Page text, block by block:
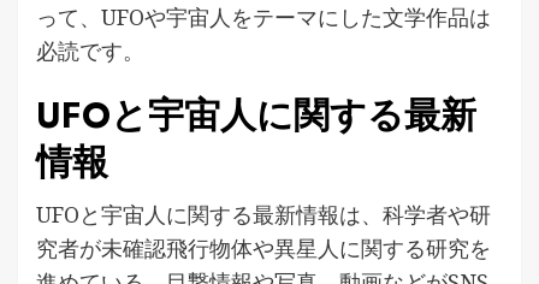
って、UFOや宇宙人をテーマにした文学作品は
必読です。
UFOと宇宙人に関する最新
情報
UFOと宇宙人に関する最新情報は、科学者や研
究者が未確認飛行物体や異星人に関する研究を